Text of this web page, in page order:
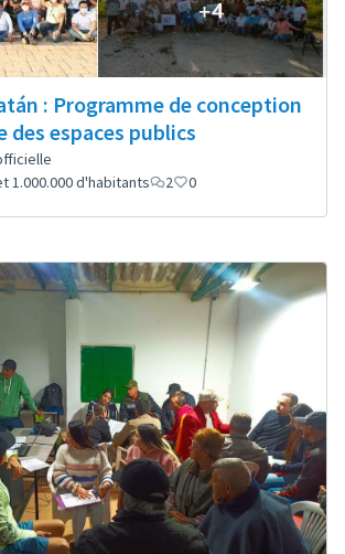
: Programme de conception
espaces publics
1.000.000 d'habitants
2 0